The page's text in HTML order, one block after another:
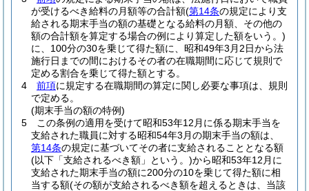
が受けるべき給料の月額等の合計額(第14条の規定により支
給される期末手当の額の基礎となる給料の月額、その他の
額の合計額を算定する場合の例により算定した額をいう。)
に、100分の30を乗じて得た額に、昭和49年3月2日から法
施行日までの間におけるその者の在職期間に応じて規則で
定める割合を乗じて得た額とする。
4
前項に規定する在職期間の算定に関し必要な事項は、規則
で定める。
(期末手当の額の特例)
5
この条例の適用を受けて昭和53年12月に係る期末手当を
支給された職員に対する昭和54年3月の期末手当の額は、
第14条の規定に基づいてその者に支給されることとなる額
(以下「支給されるべき額」という。)から昭和53年12月に
支給された期末手当の額に200分の10を乗じて得た額に相
当する額(その額が支給されるべき額を超えるときは、当該